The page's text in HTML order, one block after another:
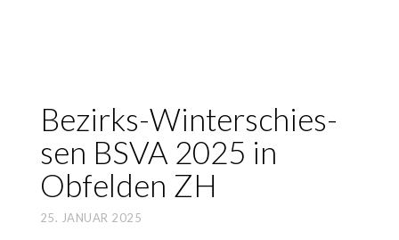
Bezirks-Win­ter­schies­
sen BSVA 2025 in
Obfel­den ZH
25. JANUAR 2025